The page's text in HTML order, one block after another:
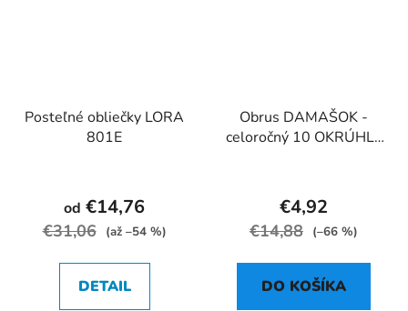
Posteľné obliečky LORA
801E
od €14,76
€31,06 (až –54 %)
DETAIL
Obrus DAMAŠOK -
celoročný 10 OKRÚHLY
€4,92
€14,88 (–66 %)
DO KOŠÍKA